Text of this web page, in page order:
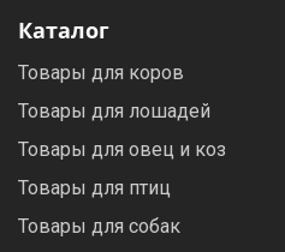
Каталог
Товары для коров
Товары для лошадей
Товары для овец и коз
Товары для птиц
Товары для собак